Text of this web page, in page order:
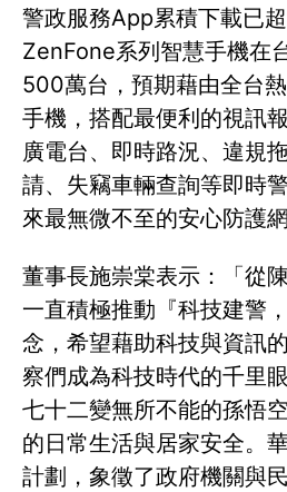
警政服務App累積下載已
ZenFone系列智慧手機在
500萬台，預期藉由全台
手機，搭配最便利的視訊
廣電台、即時路況、違規
請、失竊車輛查詢等即時
來最無微不至的安心防護網
董事長施崇棠表示：「從
一直積極推動『科技建警
念，希望藉助科技與資訊
察們成為科技時代的千里
七十二變無所不能的孫悟
的日常生活與居家安全。
計劃，象徵了政府機關與